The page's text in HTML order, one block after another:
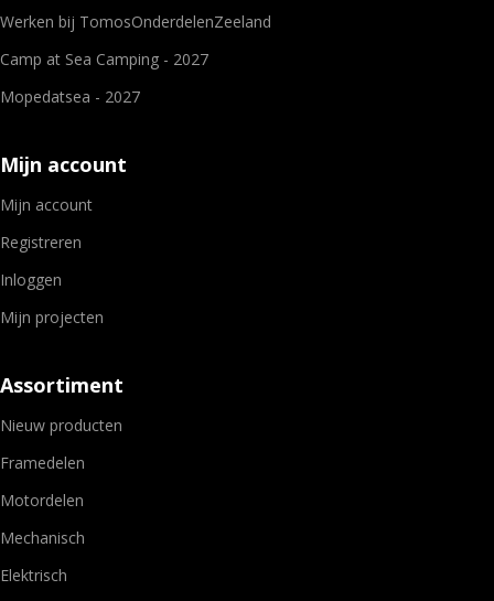
Werken bij TomosOnderdelenZeeland
Camp at Sea Camping - 2027
Mopedatsea - 2027
Mijn account
Mijn account
Registreren
Inloggen
Mijn projecten
Assortiment
Nieuw producten
Framedelen
Motordelen
Mechanisch
Elektrisch